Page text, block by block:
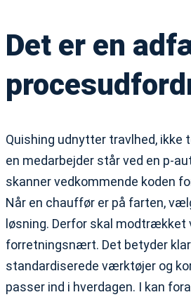
Det er en
Quishing udnytter travlhed, ikke
en medarbejder står ved en p-
skanner vedkommende koden
Når en chauffør er på farten,
løsning. Derfor skal
forretningsnært. Det betyder
standardiserede værktøjer og
passer ind i hverdagen. I kan